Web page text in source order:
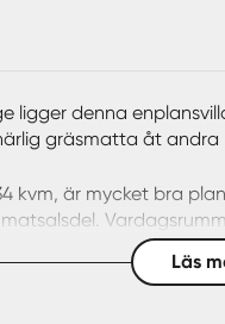
ligger denna
gräsmatta åt andra
kvm, är mycket bra
mot den härliga
utgång till stenlagd
Läs